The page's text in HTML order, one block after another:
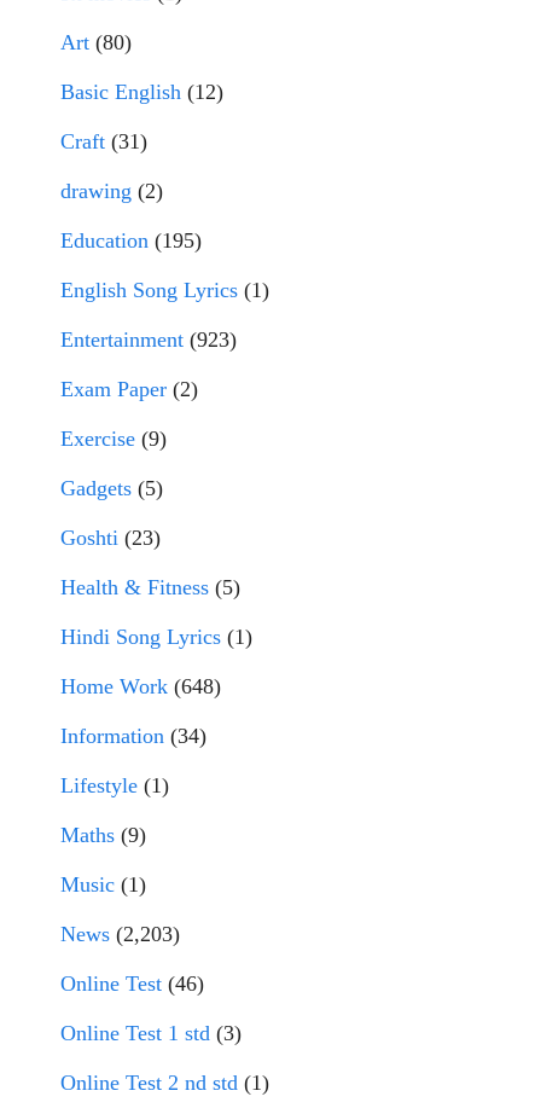
Art (80)
Basic English (12)
Craft (31)
drawing (2)
Education (195)
English Song Lyrics (1)
Entertainment (923)
Exam Paper (2)
Exercise (9)
Gadgets (5)
Goshti (23)
Health & Fitness (5)
Hindi Song Lyrics (1)
Home Work (648)
Information (34)
Lifestyle (1)
Maths (9)
Music (1)
News (2,203)
Online Test (46)
Online Test 1 std (3)
Online Test 2 nd std (1)